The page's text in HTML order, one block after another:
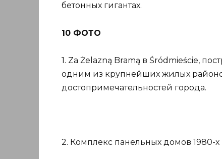
бетонных гигантах.
10 ФОТО
1. Za Żelazną Bramą в Śródmieście,
одним из крупнейших жилых
достопримечательностей города.
2. Комплекс панельных домов 1980-